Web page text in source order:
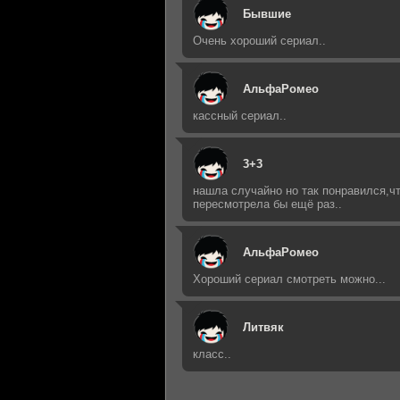
Бывшие
Очень хороший сериал..
АльфаРомео
кассный сериал..
3+3
нашла случайно но так
пересмотрела бы ещё раз..
АльфаРомео
Хороший сериал смотреть можно...
Литвяк
класс..